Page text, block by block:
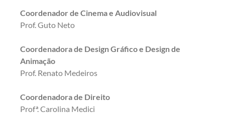
Coordenador de Cinema e Audiovisual
Prof. Guto Neto
Coordenadora de Design Gráfico e Design de
Animação
Prof. Renato Medeiros
Coordenadora de Direito
Profª. Carolina Medici